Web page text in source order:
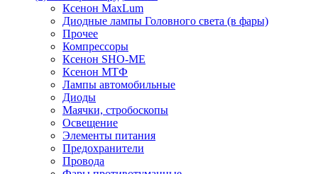
Ксенон MaxLum
Диодные лампы Головного света (в фары)
Прочее
Компрессоры
Ксенон SHO-ME
Ксенон МТФ
Лампы автомобильные
Диоды
Маячки, стробоскопы
Освещение
Элементы питания
Предохранители
Провода